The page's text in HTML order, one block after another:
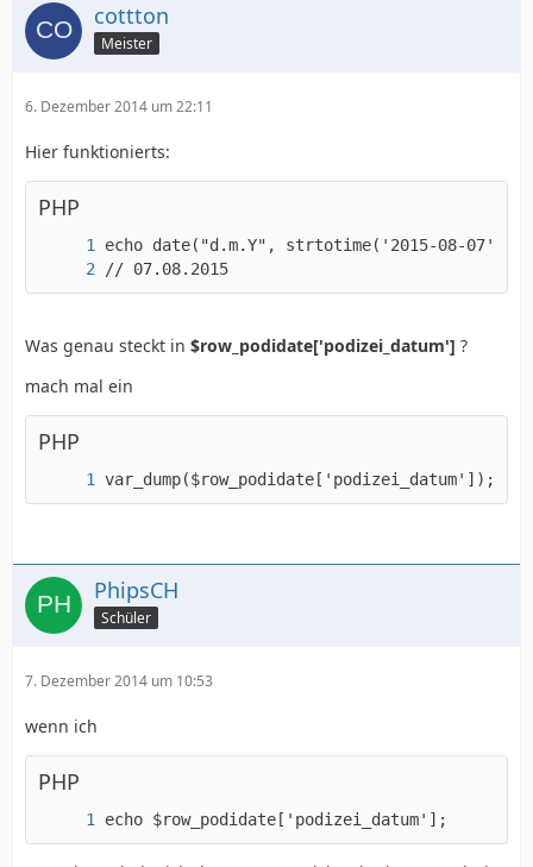
cottton
Meister
6. Dezember 2014 um 22:11
Hier funktionierts:
PHP
// 07.08.2015
Was genau steckt in $row_podidate['podizei_datum'] ?
mach mal ein
PHP
var_dump($row_podidate['podizei_datum']);
PhipsCH
Schüler
7. Dezember 2014 um 10:53
wenn ich
PHP
echo $row_podidate['podizei_datum'];